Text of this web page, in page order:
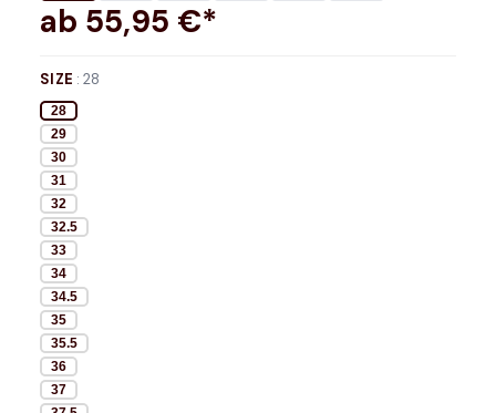
ab 55,95 €*
SIZE :28
28
29
30
31
32
32.5
33
34
34.5
35
35.5
36
37